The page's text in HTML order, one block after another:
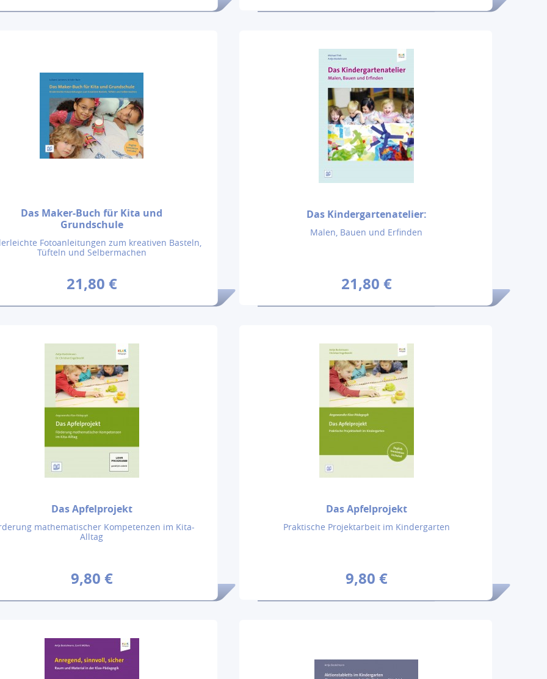
Das Maker-Buch für Kita und
Grundschule
Fotoanleitungen zum kreativen Basteln,
Tüfteln und Selbermachen
21,80 €
Das Kindergartenatelier:
Malen, Bauen und Erfinden
21,80 €
Das Apfelprojekt
mathematischer Kompetenzen im Kita-
Alltag
9,80 €
Das Apfelprojekt
Praktische Projektarbeit im Kindergarten
9,80 €